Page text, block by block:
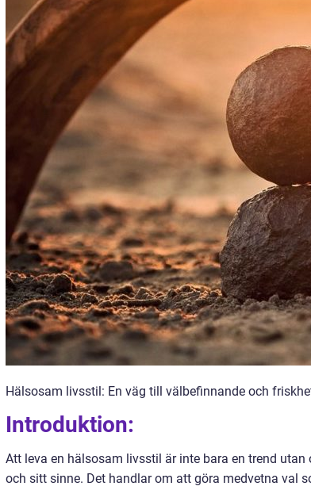
Hälsosam livsstil: En väg till välbefinnande och
Introduktion:
Att leva en hälsosam livsstil är inte bara en trend
och sitt sinne. Det handlar om att göra medvetna val